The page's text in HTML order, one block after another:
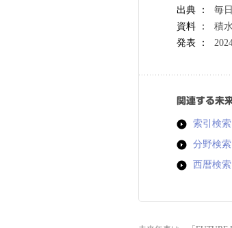
出典 ：
毎
資料 ：
積
発表 ：
関連する未
索引検
分野検
西暦検